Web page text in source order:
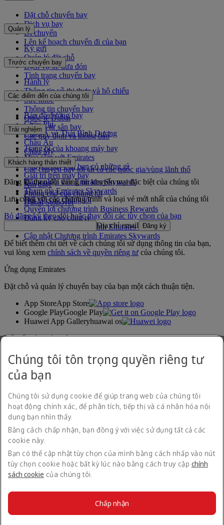
Đặt chỗ chuyến bay
Dịch vụ bay
Di chuyển
Lên kế hoạch chuyến đi của bạn
Quản lý
Ký gửi
Quản lý đặt chỗ
Dịch vụ xe đưa đón
Tình trạng chuyến bay
Trước chuyến bay
Hành lý
Thông tin về thị thực và hộ chiếu
Sức khỏe
Thông tin chuyến bay
Quốc tế Dubai
Đến và từ sân bay
Các quy định và thông báo
Các điểm đến của chúng tôi
Bản đồ đường bay
Châu Phi
Châu Á và Thái Bình Dương
Châu Âu
Châu Mỹ
Trung Đông
Các chuyến bay tới tất cả các quốc gia/vùng lãnh thổ
Trải nghiệm
Trang bị của khoang máy bay
Mua sắm với Emirates
Chuyến bay của bạn có những gì
Giải trí trên máy bay
Ẩm thực
Phòng chờ của chúng tôi
Dubai Stopover
Khách hàng thân thiết
Đăng nhập vào Emirates Skywards
Tham gia Emirates Skywards
Đối tác của chúng tôi
Quyền lợi chương trình Business Rewards
Đăng ký cho công ty
Quy tắc của Chương trình Emirates Skywards
Cập nhật Chương trình Emirates Skywards
Đăng ký theo dõi thông tin khuyến mại đặc biệt của chúng tôi
Lưu cùng với các chương trình và loại vé mới nhất của chúng tôi
Bỏ đăng ký theo dõi hoặc thay đổi các tùy chọn của bạn
Địa chỉ email Đăng ký
Để biết thêm chi tiết về cách chúng tôi sử dụng thông tin của bạn,
vui lòng xem chính sách về quyền riêng tư của chúng tôi.
Ứng dụng Emirates
Đặt chỗ và quản lý chuyến bay của bạn một cách thuận tiện.
App StoreApp Store
Google PlayGoogle Play
Huawei App Galleryhuawai os
Kết nối với chúng tôi
Chia sẻ trải nghiệm của bạn với Emirates.
Bản kê phương tiện sử dụng
Liên hệ với chúng tôi
Chính sách về quyền riêng tư
Điều khoản và điều kiện
Chính sách Cookie
Chúng tôi tôn trọng quyền riêng tư
của bạn
Chúng tôi sử dụng cookie để giúp trang web của chúng tôi
hoạt động chính xác, để phân tích, tiếp thị và cá nhân hóa nội
dung bạn nhìn thấy.
Bằng cách chấp nhận, bạn đồng ý với việc sử dụng tất cả các
cookie này.
Bạn có thể cập nhật tùy chọn của mình bằng cách nhấp vào nút
tùy chọn cookie hoặc bất kỳ lúc nào bằng cách truy cập chính
sách cookie của chúng tôi.
Chấp nhận